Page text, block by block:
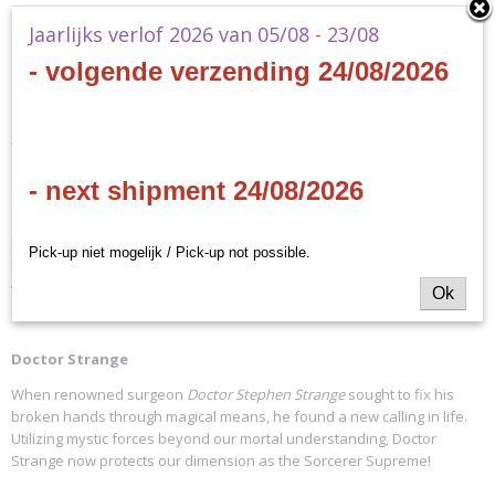
MC08
EAN code
841333110543
Omschrijving
Marvel Champions - Doctor Strange
- EN
Jump into the Marvel Universe with Marvel Champions: The Card
Game, a cooperative Living Card Game® for one to four players!
Marvel Champions: The Card Game invites players embody iconic
heroes from the Marvel Universe as they battle to stop infamous
villains from enacting their devious schemes.
Doctor Strange
When renowned surgeon Doctor Stephen Strangesought to fix his
broken hands through magical means, he found a new calling in life.
Utilizing mystic forces beyond our mortal understanding, Doctor
Strange now protects our dimension as the Sorcerer Supreme!
Jaarlijks verlof 2026 van 05/08 - 23/08
- volgende verzending 24/08/2026
- next shipment 24/08/2026
Pick-up niet mogelijk / Pick-up not possible.
Ok